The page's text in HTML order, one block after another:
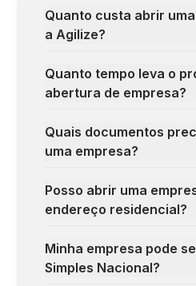
Quanto custa abrir
a Agilize?
Quanto tempo leva o
abertura de empresa?
Quais documentos
uma empresa?
Posso abrir uma
endereço residencial?
Minha empresa pode
Simples Nacional?